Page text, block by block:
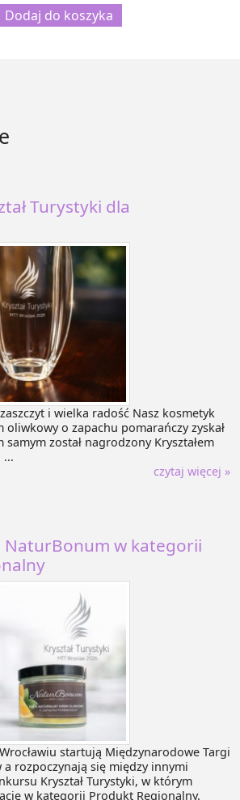
Dodaj do koszyka
Turystyki dla
i wielka radość Nasz kosmetyk
oliwkowy o zapachu pomarańczy zyskał
został nagrodzony Kryształem
...
czytaj więcej »
NaturBonum w kategorii
startują Międzynarodowe Targi
a rozpoczynają się między innymi
Kryształ Turystyki, w którym
w kategorii Produkt Regionalny.